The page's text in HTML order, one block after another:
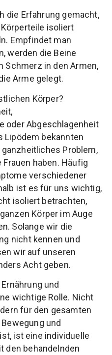
die Erfahrung gemacht,
Körperteile isoliert
Empfindet man
werden die Beine
Schmerz in den Armen,
Arme gelegt.
Körper?
oder Abgeschlagenheit
Lipödem bekannten
Problem,
haben. Häufig
verschiedener
ist es für uns wichtig,
isoliert betrachten,
Körper im Auge
Solange wir die
nicht kennen und
wir auf unseren
Acht geben.
und
wichtige Rolle. Nicht
für den gesamten
und
ist eine individuelle
den behandelnden